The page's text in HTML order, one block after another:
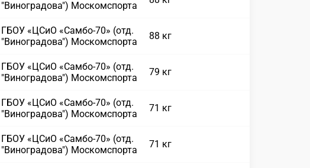
"Виноградова") Москомспорта
ГБОУ «ЦСиО «Самбо-70» (отд.
"Виноградова") Москомспорта
88 кг
ГБОУ «ЦСиО «Самбо-70» (отд.
"Виноградова") Москомспорта
79 кг
ГБОУ «ЦСиО «Самбо-70» (отд.
"Виноградова") Москомспорта
71 кг
ГБОУ «ЦСиО «Самбо-70» (отд.
"Виноградова") Москомспорта
71 кг